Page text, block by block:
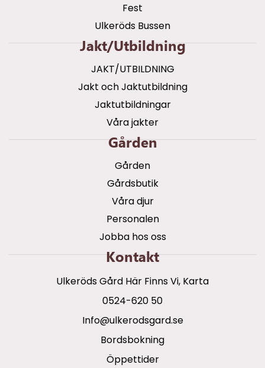
Fest
Ulkeröds Bussen
Jakt/utbildning
JAKT/UTBILDNING
Jakt och Jaktutbildning
Jaktutbildningar
Våra jakter
Gården
Gården
Gårdsbutik
Våra djur
Personalen
Jobba hos oss
Kontakt
Ulkeröds Gård Här Finns Vi, Karta
0524-620 50
info@ulkerodsgard.se
Bordsbokning
Öppettider